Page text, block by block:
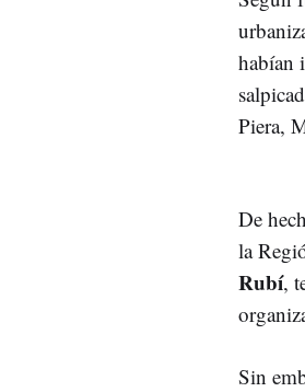
habían
Piera,
De
la
Rubí,
Sin